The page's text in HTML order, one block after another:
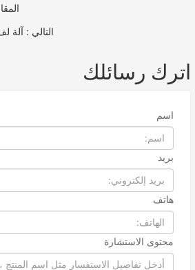
المقالة
التالي : آلة
رسائلك
اسم
بريد
هاتف
محتوى الاستشارة